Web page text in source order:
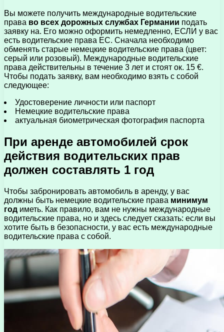
Вы можете получить международные водительские
права во всех дорожных службах Германии подать
заявку на. Его можно оформить немедленно, ЕСЛИ у вас
есть водительские права ЕС. Сначала необходимо
обменять старые немецкие водительские права (цвет:
серый или розовый). Международные водительские
права действительны в течение 3 лет и стоят ок. 15 €.
Чтобы подать заявку, вам необходимо взять с собой
следующее:
Удостоверение личности или паспорт
Немецкие водительские права
актуальная биометрическая фотография паспорта
При аренде автомобилей срок
действия водительских прав
должен составлять 1 год
Чтобы забронировать автомобиль в аренду, у вас
должны быть немецкие водительские права минимум
год иметь. Как правило, вам не нужны международные
водительские права, но и здесь следует сказать: если вы
хотите быть в безопасности, у вас есть международные
водительские права с собой.